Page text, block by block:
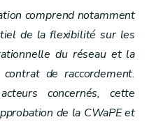
comprend notamment
de la flexibilité sur les
du réseau et la
de raccordement.
concernés, cette
de la CWaPE et